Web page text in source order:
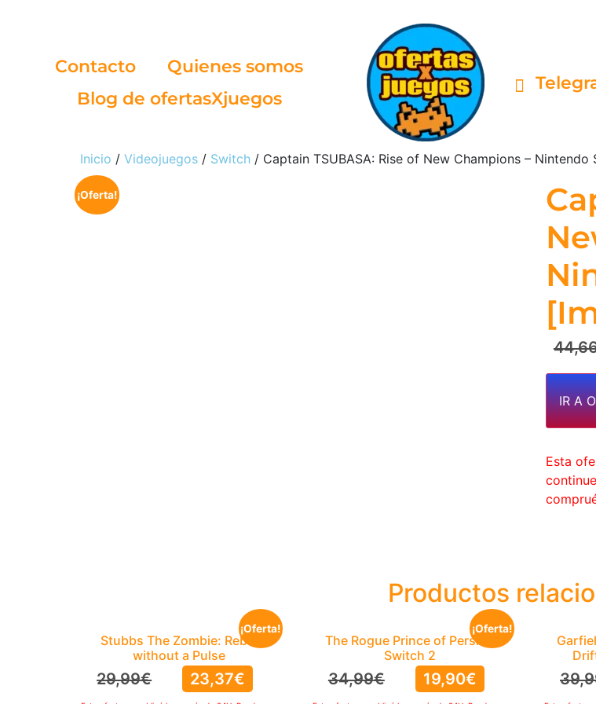
Contacto
Quienes somos
Blog de ofertasXjuegos
Inicio / Videojuegos / Switch / Captain TSUBASA: Rise of New Champions –
¡Oferta!
IR A
Esta
Productos
¡Oferta!
Stubbs The Zombie: Rebel
without a Pulse
29,99€ 23,37€
¡Oferta!
The Rogue Prince of Persia –
Switch 2
34,99€ 19,90€